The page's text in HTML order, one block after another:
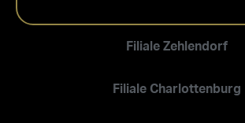
Filiale Zehlendorf
Filiale Charlottenburg